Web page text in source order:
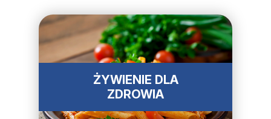
ŻYWIENIE DLA
ZDROWIA